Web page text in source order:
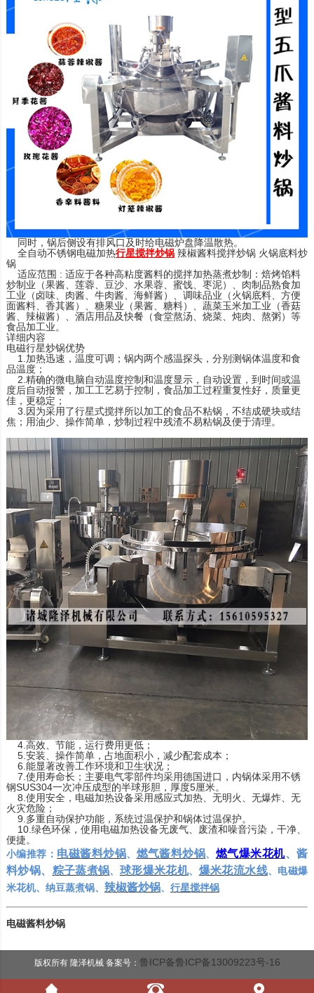
同时，锅后侧设有排风口及时给电磁炉盘降温散热。
全自动不锈钢电磁加热行星搅拌炒锅辣椒酱料搅拌炒锅火锅底料炒
锅
适应范围 : 适应于各种高粘度酱料的搅拌加热蒸煮炒制：焙烤馅料
炒制业（果酱、莲蓉、豆沙、水果蓉、蜜饯、枣泥）、肉制品熟食加
工业（卤味、肉酱、牛肉酱、海鲜酱）、调味品业（火锅底料、方便
面酱料、香其酱）、糖果业（果酱、糖料）、蔬菜玉米加工业（香菇
酱、辣椒酱）、酒店用品及快餐（食堂熬汤、烧菜、炖肉、熬粥）等
食品加工业。
详细内容
电磁行星炒锅优势
1.加热迅速，温度可调；锅内两个感温探头，分别测锅体温度和食
品温度；
2.精确的微电脑自动温度控制和温度显示，自动设置，到时间或温
度后自动报警，加工工艺易于控制，食品加工过程重复性好，质量更
佳，更稳定；
3.因为采用了行星式搅拌所以加工的食品不粘锅，不结成硬块或结
焦；用油少、操作简单，炒制过程中残渣不易粘锅及便于清理。
4.高效、节能，运行费用更低；
5.安装、操作简单，占地面积小，减少配套成本；
6.能显著改善工作环境和卫生状况；
7.使用寿命长；主要电气零部件均采用德国进口，内锅体采用不锈
钢SUS304一次冲压成型的半球形胆，厚度5厘米。
8.使用安全，电磁加热设备采用感应式加热、无明火、无爆炸、无
火灾危险；
9.多重自动保护功能，系统过温保护和锅体过温保护。
10.绿色环保，使用电磁加热设备无废气、废渣和噪音污染，干净、
便捷。
小编推荐： 电磁酱料炒锅、 燃气酱料炒锅、 燃气爆米花机、酱
料炒锅、 粽子蒸煮锅、 球形爆米花机、 爆米花流水线、电磁爆
米花机、纳豆蒸煮锅、 辣椒酱炒锅、 行星搅拌锅
电磁酱料炒锅
版权所有 隆泽机械 备案号： 鲁ICP备鲁ICP备13009223号-16